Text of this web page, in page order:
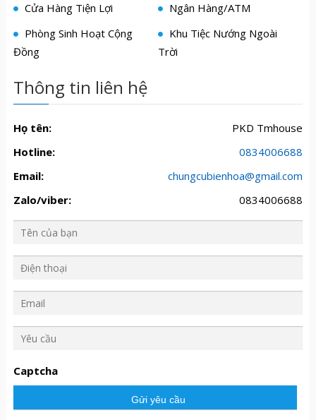
Cửa Hàng Tiện Lợi
Ngân Hàng/ATM
Phòng Sinh Hoạt Cộng
Đồng
Khu Tiệc Nướng Ngoài
Trời
Thông tin liên hệ
Họ tên:
PKD Tmhouse
Hotline:
0834006688
Email:
chungcubienhoa@gmail.com
Zalo/viber:
0834006688
c
ầ
Captcha